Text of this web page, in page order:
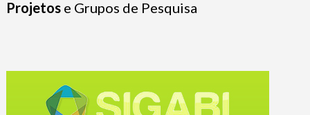
Projetose Grupos de Pesquisa